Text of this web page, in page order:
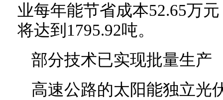
业每年能节省成本52.65万
将达到1795.92吨。
部分技术已实现批量生产
高速公路的太阳能独立光